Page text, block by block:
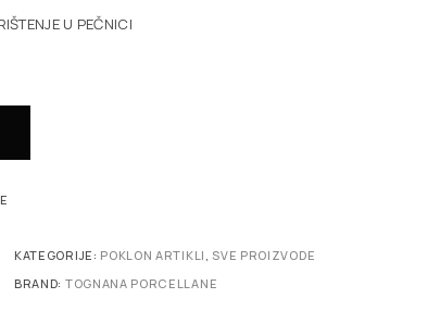
U PEČNICI
KATEGORIJE: POKLON ARTIKLI SVE PROIZVODE
BRAND: TOGNANA PORCELLANE